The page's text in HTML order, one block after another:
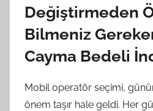
Değiştirmeden
Bilmeniz
Cayma Bedeli
Mobil operatör seçimi,
önem taşır hale geldi. Her